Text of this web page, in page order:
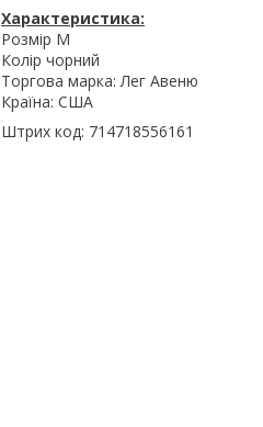
Характеристика:
Розмір М
Колір чорний
Торгова марка: Лег Авеню
Країна: США
Штрих код: 714718556161